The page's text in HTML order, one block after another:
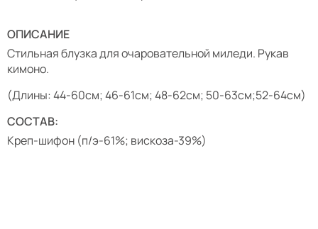
ОПИСАНИЕ
Стильная блузка для очаровательной миледи. Рукав
кимоно.
(Длины: 44-60см; 46-61см; 48-62см; 50-63см;52-64см)
СОСТАВ:
Креп-шифон (п/э-61%; вискоза-39%)